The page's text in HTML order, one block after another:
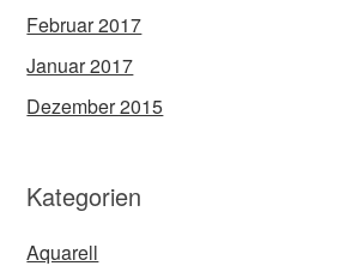
Februar 2017
Januar 2017
Dezember 2015
Kategorien
Aquarell